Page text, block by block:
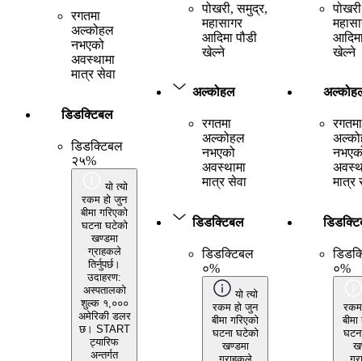
रगतमा
अल्कोहल
नभएको
अवस्थामा
मात्र सेवा
डिडक्टिबल
डिडक्टिबल
२५%
यो त्यो
रकम हो जुन
बीमा गरिएको
घटना घटेको
खण्डमा
ग्राहकले
तिर्नुपर्छ।
उदाहरण:
अस्पतालको
शुल्क १,०००
अमेरिकी डलर
छ। START
ट्यारिफ
अन्तर्गत
पोखरी, समुद्र,
महासागर
आदिमा पौडी
खेल्ने
अल्कोहल
रगतमा
अल्कोहल
नभएको
अवस्थामा
मात्र सेवा
डिडक्टिबल
डिडक्टिबल
०%
यो त्यो
रकम हो जुन
बीमा गरिएको
घटना घटेको
खण्डमा
खेल्ने
रगतमा
मात्र
०%